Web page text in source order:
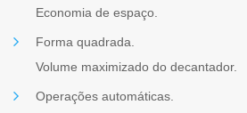
Economia de espaço.
Forma quadrada.
Volume maximizado do decantador.
Operações automáticas.